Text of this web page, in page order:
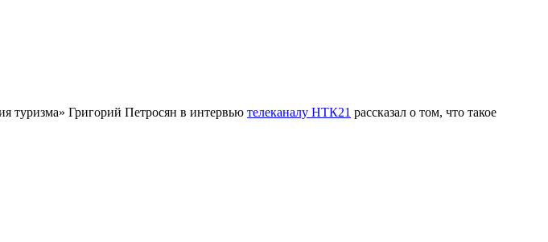
туризма» Григорий Петросян в интервью телеканалу НТК21 рассказал о том, что такое